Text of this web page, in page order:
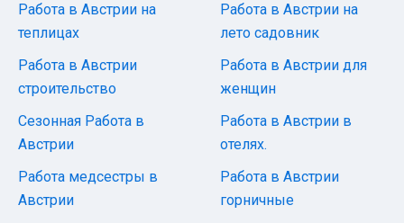
Работа в Австрии на
теплицах
Работа в Австрии
строительство
Сезонная Работа в
Австрии
Работа медсестры в
Австрии
Работа в Австрии на
лето садовник
Работа в Австрии для
женщин
Работа в Австрии в
отелях.
Работа в Австрии
горничные